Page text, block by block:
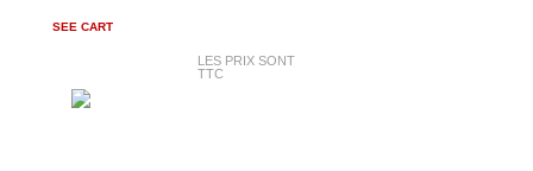
SEE CART
LES PRIX SONT
TTC